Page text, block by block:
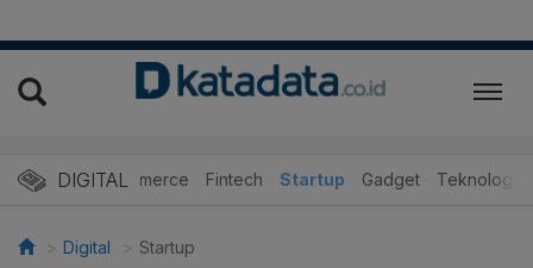
DIGITAL
E-Commerce Fintech Startup Gadget Teknologi
Digital Startup